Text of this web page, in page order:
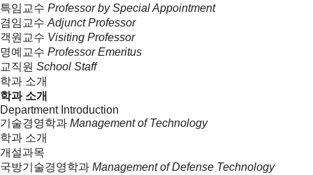
특임교수 Professor by Special Appointment
겸임교수 Adjunct Professor
객원교수 Visiting Professor
명예교수 Professor Emeritus
교직원 School Staff
학과 소개
학과 소개
Department Introduction
기술경영학과 Management of Technology
학과 소개
개설과목
국방기술경영학과 Management of Defense Technology